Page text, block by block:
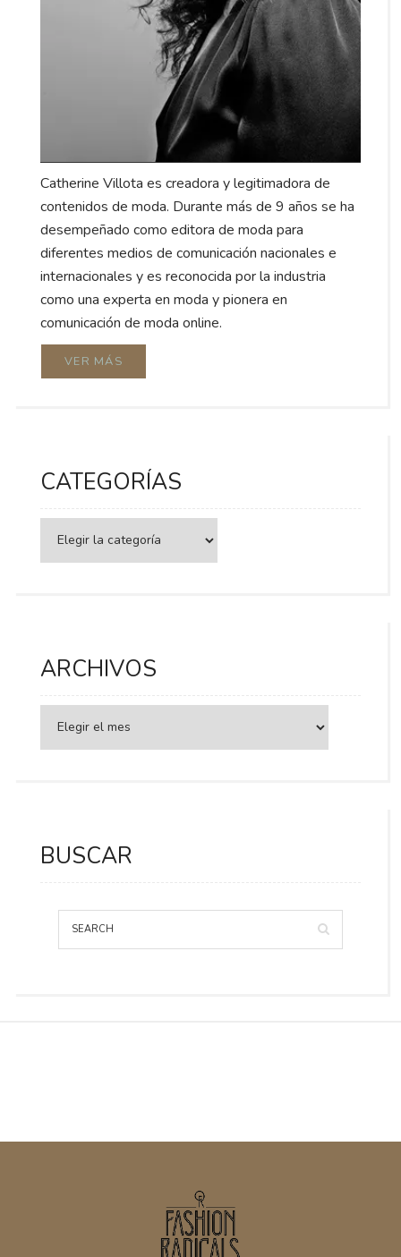
Catherine Villota es creadora y legitimadora de
contenidos de moda. Durante más de 9 años se ha
desempeñado como editora de moda para
diferentes medios de comunicación nacionales e
internacionales y es reconocida por la industria
como una experta en moda y pionera en
comunicación de moda online.
VER MÁS
CATEGORÍAS
ARCHIVOS
BUSCAR